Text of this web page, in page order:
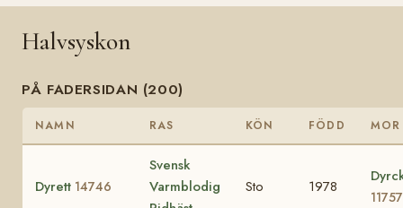
Halvsyskon
PÅ FADERSIDAN (200)
NAMN RAS KÖN FÖDD MOR
Dyrett 14746
Svensk
Varmblodig
Sto 1978
11757